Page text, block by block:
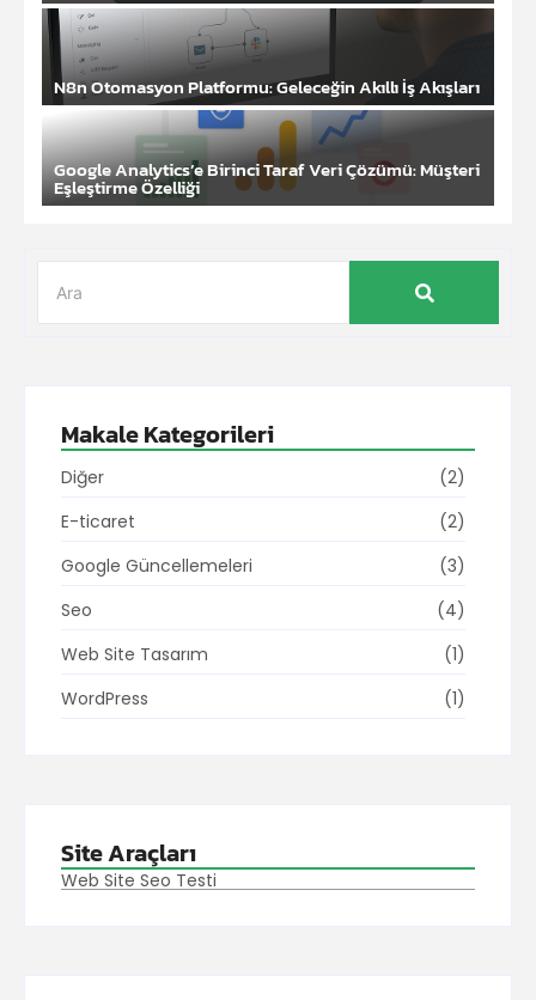
N8n Otomasyon Platformu: Geleceğin Akıllı İş Akışları
Google Analytics’e Birinci Taraf Veri Çözümü: Müşteri
Eşleştirme Özelliği
Makale Kategorileri
Diğer
(2)
E-ticaret
(2)
Google Güncellemeleri
(3)
Seo
(4)
Web Site Tasarım
(1)
WordPress
(1)
Site Araçları
Web Site Seo Testi